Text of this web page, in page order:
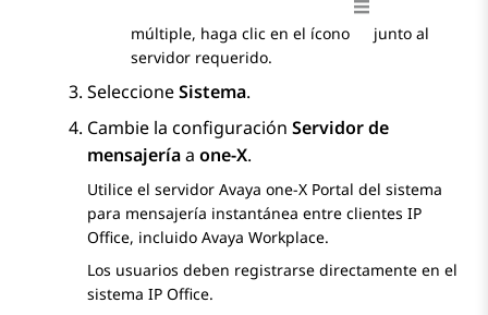
múltiple, haga clic en el ícono
junto al
servidor requerido.
SeleccioneSistema.
Cambie la configuración Servidor de
mensajeríaa one-X.
Utilice el servidor Avaya one-X Portal del sistema
para mensajería instantánea entre clientes IP
Office, incluido Avaya Workplace.
Los usuarios deben registrarse directamente en el
sistema IP Office.